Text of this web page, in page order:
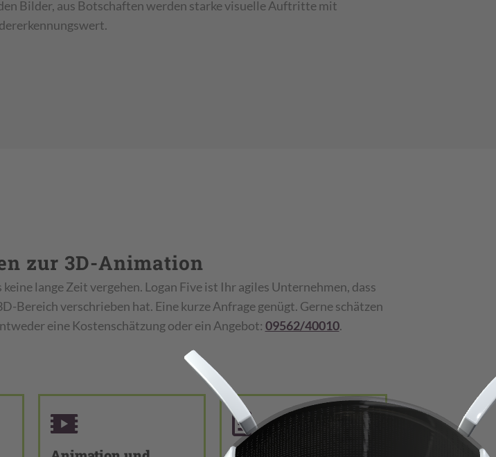
Bilder, aus Botschaften werden starke visuelle Auftritte mit
zur 3D-Animation
lange Zeit vergehen. Logan Five ist Ihr agiles Unternehmen, dass
Bereich verschrieben hat. Eine kurze Anfrage genügt. Gerne schätzen
eine Kostenschätzung oder ein Angebot: 09562/40010.